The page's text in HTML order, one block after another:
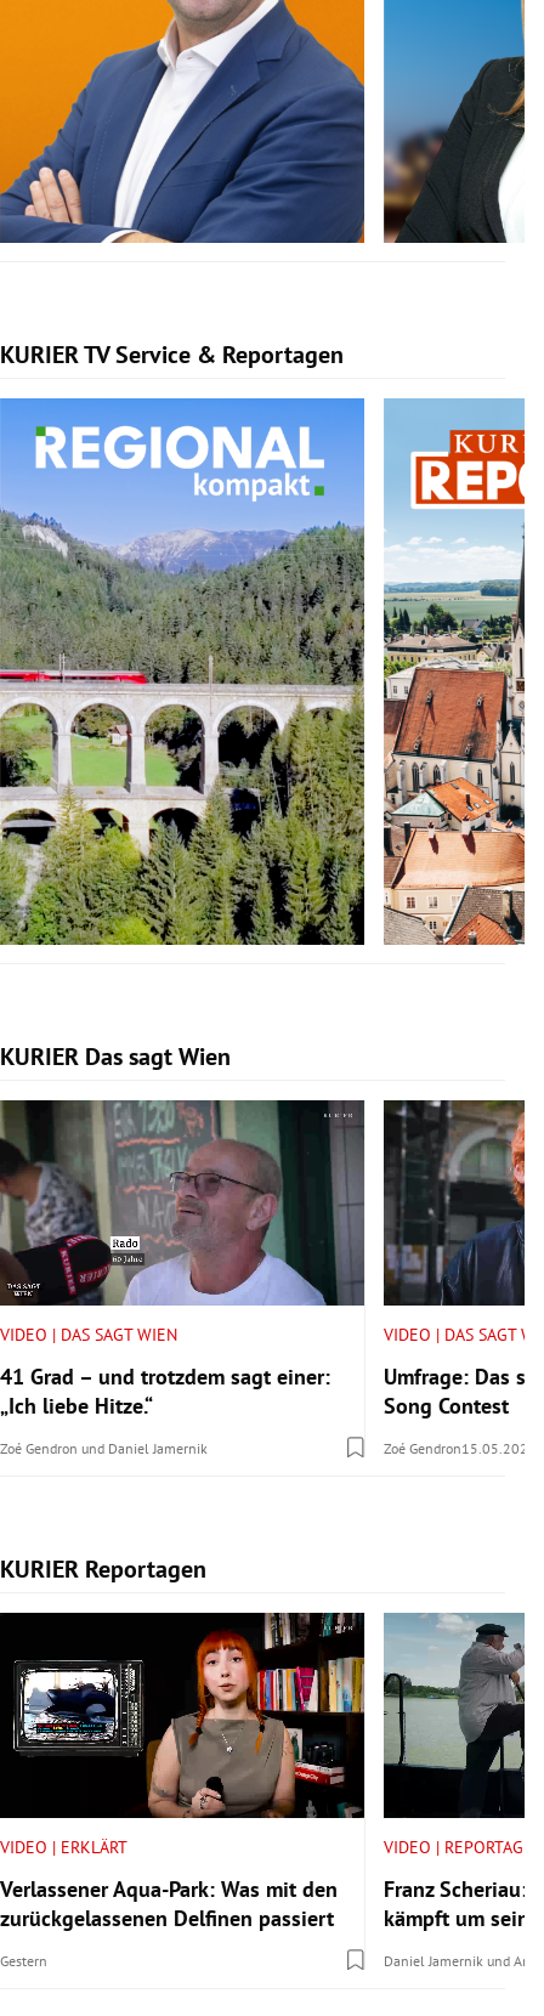
KURIER TV Service & Reportagen
Slide 1 von 3
KURIER Das sagt Wien
Slide 1 von 14
VIDEO | DAS SAGT WIEN
41 Grad – und trotzdem sagt einer:
„Ich liebe Hitze.“
Zoé Gendron und Daniel Jamernik
VIDEO | DAS SAGT
Umfrage: Das
Song Contest
Zoé Gendron15.05.2026
KURIER Reportagen
Slide 1 von 14
VIDEO | ERKLÄRT
Verlassener Aqua-Park: Was mit den
zurückgelassenen Delfinen passiert
Gestern
VIDEO | REPORTAGE
Franz Scheriau:
kämpft um
Daniel Jamernik und